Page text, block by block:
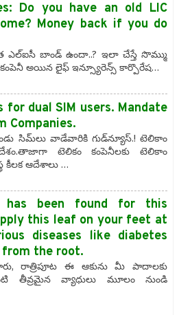
Do you have an old LIC
Money back if you do
ఎల్ఐసీ బాండ్ ఉందా..? ఇలా చేస్తే సొమ్ము
అయిన లైఫ్ ఇన్స్యూరెన్స్ కార్పొరేష…
for dual SIM users. Mandate
Companies.
సిమ్‌లు వాడేవారికి గుడ్‌న్యూస్‌.! టెలికాం
టెలికం కంపెనీలకు టెలికాం
కీలక ఆదేశాలు …
been found for this
this leaf on your feet at
diseases like diabetes
the root.
రాత్రిపూట ఈ ఆకును మీ పాదాలకు
తీవ్రమైన వ్యాధులు మూలం నుండి